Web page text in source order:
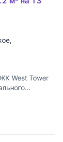
,
West Tower
подходит для
этаж